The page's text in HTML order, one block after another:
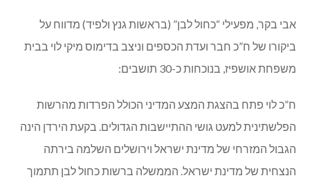
אבי בקר, מפעילי “כחול לבן” (בראשות גנץ ולפיד) מדווח על
ביקורו של ח”כ חבר ועדת הכספים וניצב בדימוס מיקי לוי בבית
משפחת אושפיז, בנוכחות כ-30 תושבים:
ח”כ לוי פתח בהצגת המצע המדיני הכולל הפרדות מהרשות
הפלשתינית למעט גושי ההתיישבות הגדולים. בקעת הירדן הינה
הגבול המזרחי של מדינת ישראל וירושלים השלמה בירתה
הנצחית של מדינת ישראל. הממשלה ברשות כחול לבן תתמוך